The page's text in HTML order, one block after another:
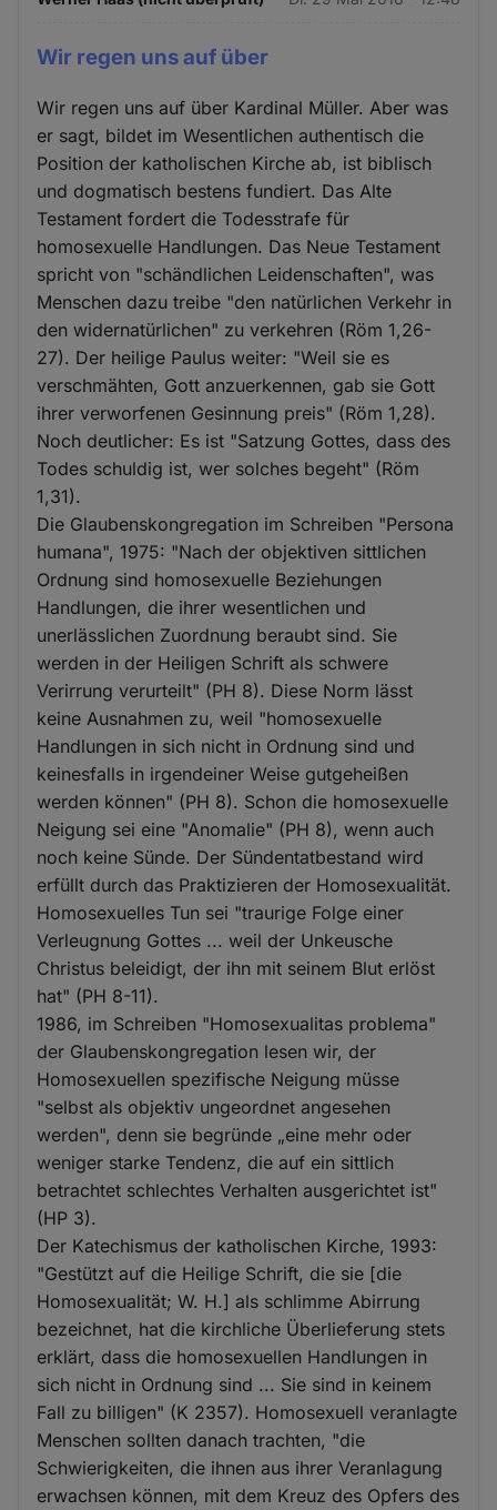
Wir regen uns auf über
Wir regen uns auf über Kardinal Müller. Aber was
er sagt, bildet im Wesentlichen authentisch die
Position der katholischen Kirche ab, ist biblisch
und dogmatisch bestens fundiert. Das Alte
Testament fordert die Todesstrafe für
homosexuelle Handlungen. Das Neue Testament
spricht von "schändlichen Leidenschaften", was
Menschen dazu treibe "den natürlichen Verkehr in
den widernatürlichen" zu verkehren (Röm 1,26-
27). Der heilige Paulus weiter: "Weil sie es
verschmähten, Gott anzuerkennen, gab sie Gott
ihrer verworfenen Gesinnung preis" (Röm 1,28).
Noch deutlicher: Es ist "Satzung Gottes, dass des
Todes schuldig ist, wer solches begeht" (Röm
1,31).
Die Glaubenskongregation im Schreiben "Persona
humana", 1975: "Nach der objektiven sittlichen
Ordnung sind homosexuelle Beziehungen
Handlungen, die ihrer wesentlichen und
unerlässlichen Zuordnung beraubt sind. Sie
werden in der Heiligen Schrift als schwere
Verirrung verurteilt" (PH 8). Diese Norm lässt
keine Ausnahmen zu, weil "homosexuelle
Handlungen in sich nicht in Ordnung sind und
keinesfalls in irgendeiner Weise gutgeheißen
werden können" (PH 8). Schon die homosexuelle
Neigung sei eine "Anomalie" (PH 8), wenn auch
noch keine Sünde. Der Sündentatbestand wird
erfüllt durch das Praktizieren der Homosexualität.
Homosexuelles Tun sei "traurige Folge einer
Verleugnung Gottes ... weil der Unkeusche
Christus beleidigt, der ihn mit seinem Blut erlöst
hat" (PH 8-11).
1986, im Schreiben "Homosexualitas problema"
der Glaubenskongregation lesen wir, der
Homosexuellen spezifische Neigung müsse
"selbst als objektiv ungeordnet angesehen
werden", denn sie begründe „eine mehr oder
weniger starke Tendenz, die auf ein sittlich
betrachtet schlechtes Verhalten ausgerichtet ist"
(HP 3).
Der Katechismus der katholischen Kirche, 1993:
"Gestützt auf die Heilige Schrift, die sie [die
Homosexualität; W. H.] als schlimme Abirrung
bezeichnet, hat die kirchliche Überlieferung stets
erklärt, dass die homosexuellen Handlungen in
sich nicht in Ordnung sind ... Sie sind in keinem
Fall zu billigen" (K 2357). Homosexuell veranlagte
Menschen sollten danach trachten, "die
Schwierigkeiten, die ihnen aus ihrer Veranlagung
erwachsen können, mit dem Kreuz des Opfers des